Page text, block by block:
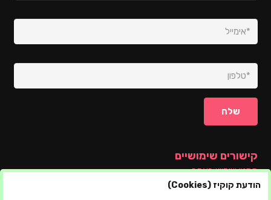
קישורים שימושיים
תקנון שימוש באתר
הודעת קוקיז (Cookies)